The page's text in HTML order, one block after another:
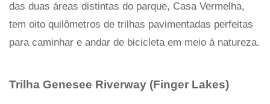
das duas áreas distintas do parque, Casa Vermelha,
tem oito quilômetros de trilhas pavimentadas perfeitas
para caminhar e andar de bicicleta em meio à natureza.
Trilha Genesee Riverway (Finger Lakes)